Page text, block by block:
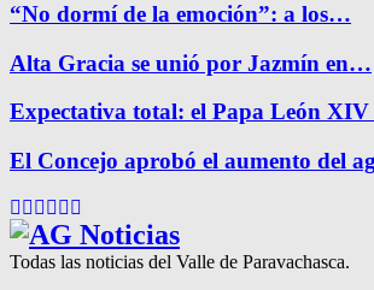
“No dormí de la emoción”: a los…
Alta Gracia se unió por Jazmín en…
Expectativa total: el Papa León
El Concejo aprobó el aumento del
Facebook
Twitter
Instagram
Pinterest
Google
Todas las noticias del Valle de Paravachasca.